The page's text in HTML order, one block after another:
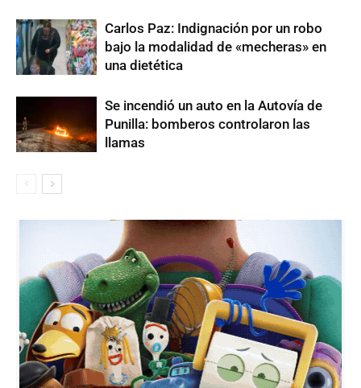
Carlos Paz: Indignación por un robo
bajo la modalidad de «mecheras» en
una dietética
Se incendió un auto en la Autovía de
Punilla: bomberos controlaron las
llamas